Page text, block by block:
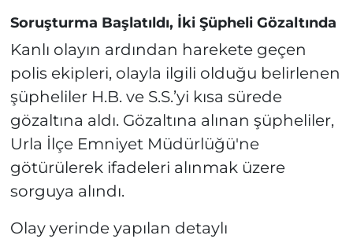
Soruşturma Başlatıldı, İki Şüpheli Gözaltında
Kanlı olayın ardından harekete geçen
polis ekipleri, olayla ilgili olduğu belirlenen
şüpheliler H.B. ve S.S.’yi kısa sürede
gözaltına aldı. Gözaltına alınan şüpheliler,
Urla İlçe Emniyet Müdürlüğü'ne
götürülerek ifadeleri alınmak üzere
sorguya alındı.
Olay yerinde yapılan detaylı